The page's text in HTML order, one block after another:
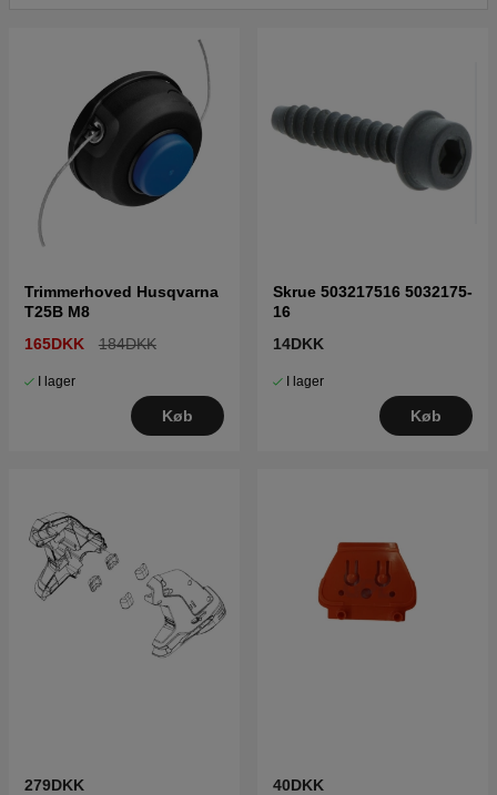
Trimmerhoved Husqvarna
T25B M8
165DKK
184DKK
I lager
Køb
Skrue 503217516 5032175-
16
14DKK
I lager
Køb
279DKK 40DKK